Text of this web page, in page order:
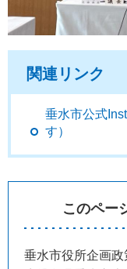
関連リンク
垂水市公式
す）
このペー
垂水市役所企画